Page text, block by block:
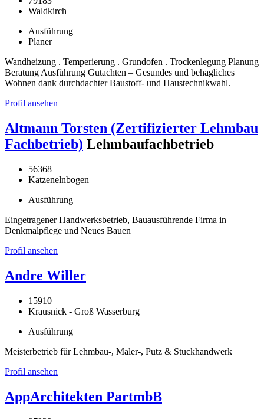
Waldkirch
Ausführung
Planer
Wandheizung . Temperierung . Grundofen . Trockenlegung Planung
Beratung Ausführung Gutachten – Gesundes und behagliches
Wohnen dank durchdachter Baustoff- und Haustechnikwahl.
Profil ansehen
Altmann Torsten (Zertifizierter Lehmbau
Fachbetrieb) Lehmbaufachbetrieb
56368
Katzenelnbogen
Ausführung
Eingetragener Handwerksbetrieb, Bauausführende Firma in
Denkmalpflege und Neues Bauen
Profil ansehen
Andre Willer
15910
Krausnick - Groß Wasserburg
Ausführung
Meisterbetrieb für Lehmbau-, Maler-, Putz & Stuckhandwerk
Profil ansehen
AppArchitekten PartmbB